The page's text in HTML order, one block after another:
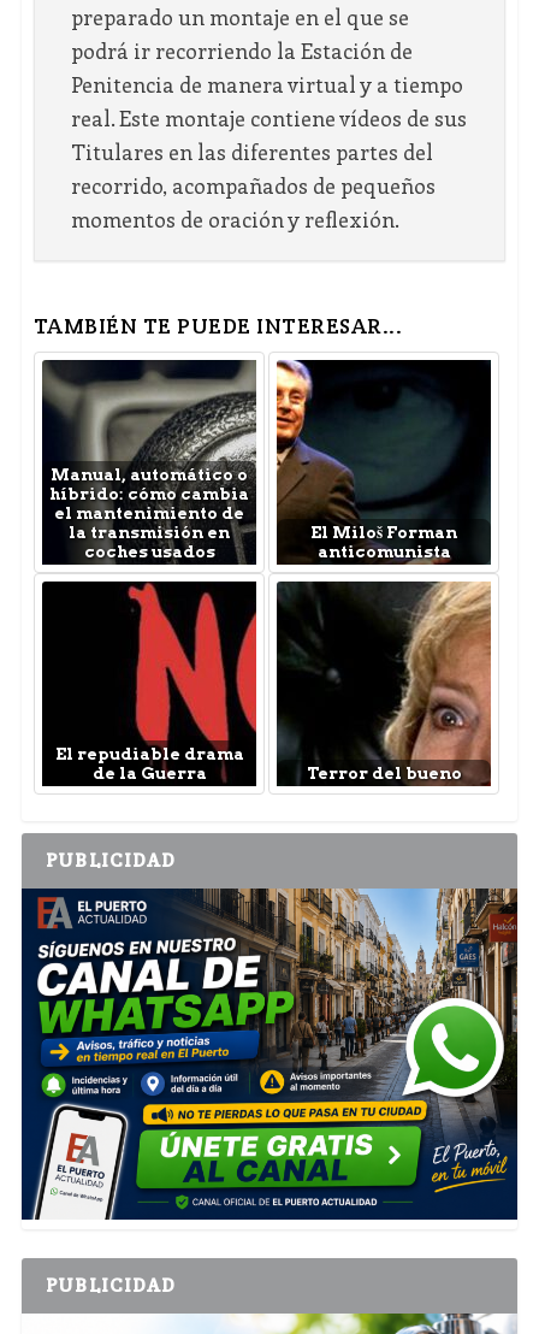
preparado un montaje en el que se
podrá ir recorriendo la Estación de
Penitencia de manera virtual y a tiempo
real. Este montaje contiene vídeos de sus
Titulares en las diferentes partes del
recorrido, acompañados de pequeños
momentos de oración y reflexión.
TAMBIÉN TE PUEDE INTERESAR...
Manual, automático o
híbrido: cómo cambia
el mantenimiento de
la transmisión en
coches usados
El Miloš Forman
anticomunista
El repudiable drama
de la Guerra
Terror del bueno
PUBLICIDAD
PUBLICIDAD